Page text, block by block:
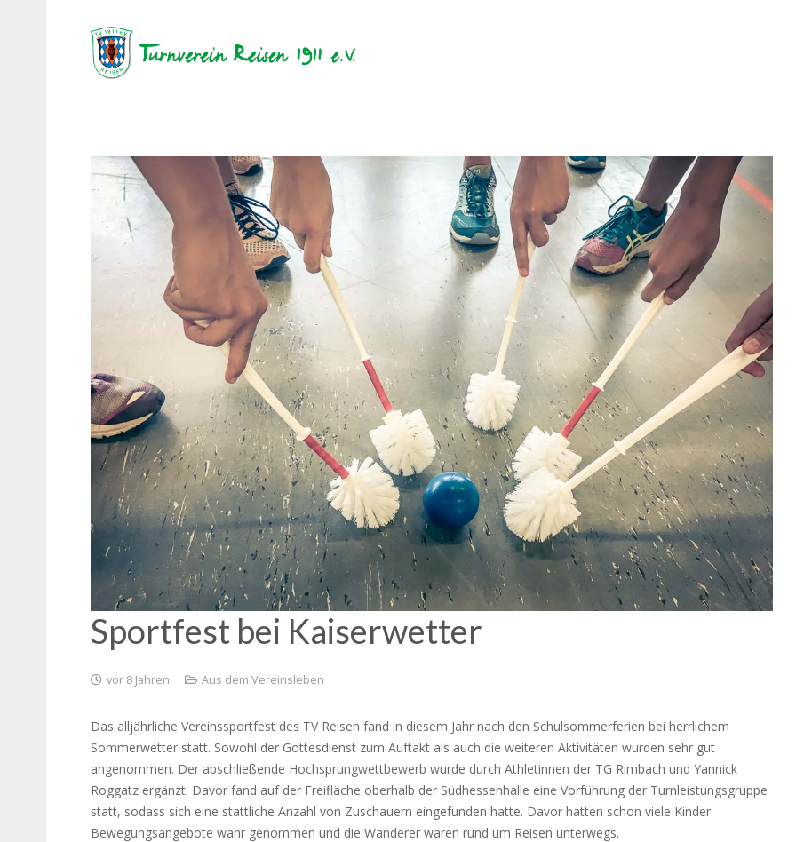
Sportfest bei Kaiserwetter
vor 8 Jahren Aus dem Vereinsleben
Das alljährliche Vereinssportfest des TV Reisen fand in diesem Jahr nach den Schulsommerferien bei herrlichem
Sommerwetter statt. Sowohl der Gottesdienst zum Auftakt als auch die weiteren Aktivitäten wurden sehr gut
angenommen. Der abschließende Hochsprungwettbewerb wurde durch Athletinnen der TG Rimbach und Yannick
Roggatz ergänzt. Davor fand auf der Freifläche oberhalb der Südhessenhalle eine Vorführung der Turnleistungsgruppe
statt, sodass sich eine stattliche Anzahl von Zuschauern eingefunden hatte. Davor hatten schon viele Kinder
Bewegungsangebote wahr genommen und die Wanderer waren rund um Reisen unterwegs.